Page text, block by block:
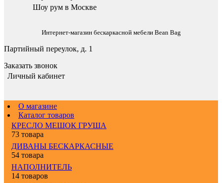
Шоу рум в Москве
Интернет-магазин бескаркасной мебели Bean Bag
Партийный переулок, д. 1
Заказать звонок
Личный кабинет
О магазине
Каталог товаров
КРЕСЛО МЕШОК ГРУША
73 товара
ДИВАНЫ БЕСКАРКАСНЫЕ
54 товара
НАПОЛНИТЕЛЬ
14 товаров